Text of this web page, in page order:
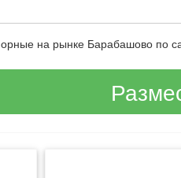
на рынке Барабашово по